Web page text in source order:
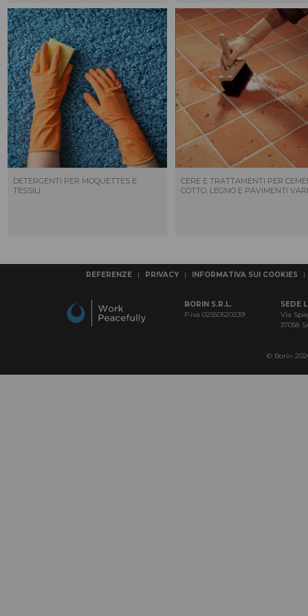
DETERGENTI PER MOQUETTES E
TESSILI
CERE E TRATTAMENTI PER
COTTO, LEGNO E PAVIMENTI VARI
REFERENZE | PRIVACY | INFORMATIVA SUI COOKIES |
BORIN S.R.L.
P.iva 02550520239
SEDE
Via
37058
© Borin